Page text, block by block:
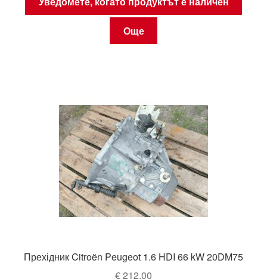
Още
Прехідник Citroën Peugeot 1.6 HDI 66 kW 20DM75
€212,00